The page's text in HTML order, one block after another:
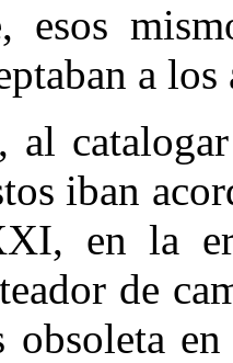
esos
a los
al
iban
en la
de
obsoleta